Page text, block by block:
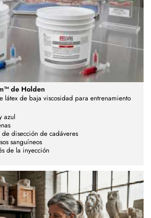
de Holden
látex de baja viscosidad para entrenamiento
azul
disección de cadáveres
sanguíneos
de la inyección